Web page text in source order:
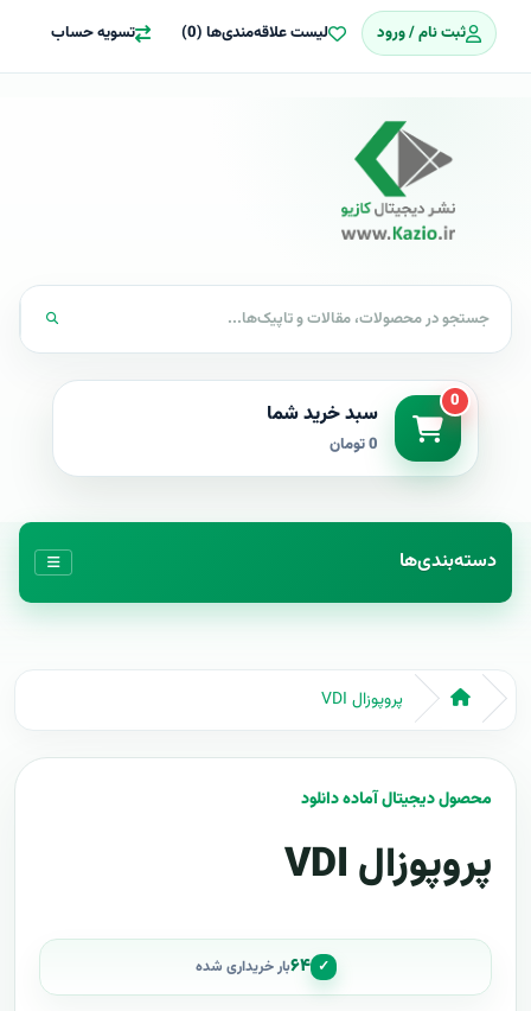
ثبت نام / ورود لیست علاقه‌مندی‌ها (0) تسویه حساب
0 سبد خرید شما
0 تومان
دسته‌بندی‌ها
پروپوزال VDI
محصول دیجیتال آماده دانلود
پروپوزال VDI
✓ ۶۴بار خریداری شده